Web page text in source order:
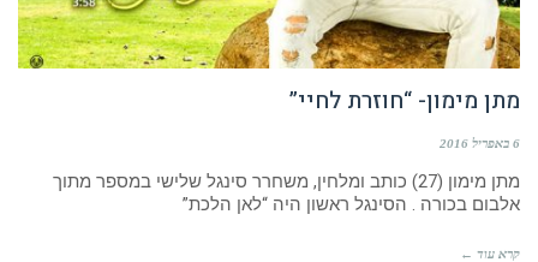
מתן מימון- “חוזרת לחיי”
6 באפריל 2016
מתן מימון (27) כותב ומלחין, משחרר סינגל שלישי במספר מתוך
אלבום בכורה . הסינגל ראשון היה “לאן הלכת”
קרא עוד ←